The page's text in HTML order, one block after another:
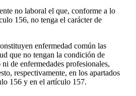
no laboral el que, conforme a lo
156, no tenga el carácter de
enfermedad común las
que no tengan la condición de
de enfermedades profesionales,
respectivamente, en los apartados
156 y en el artículo 157.